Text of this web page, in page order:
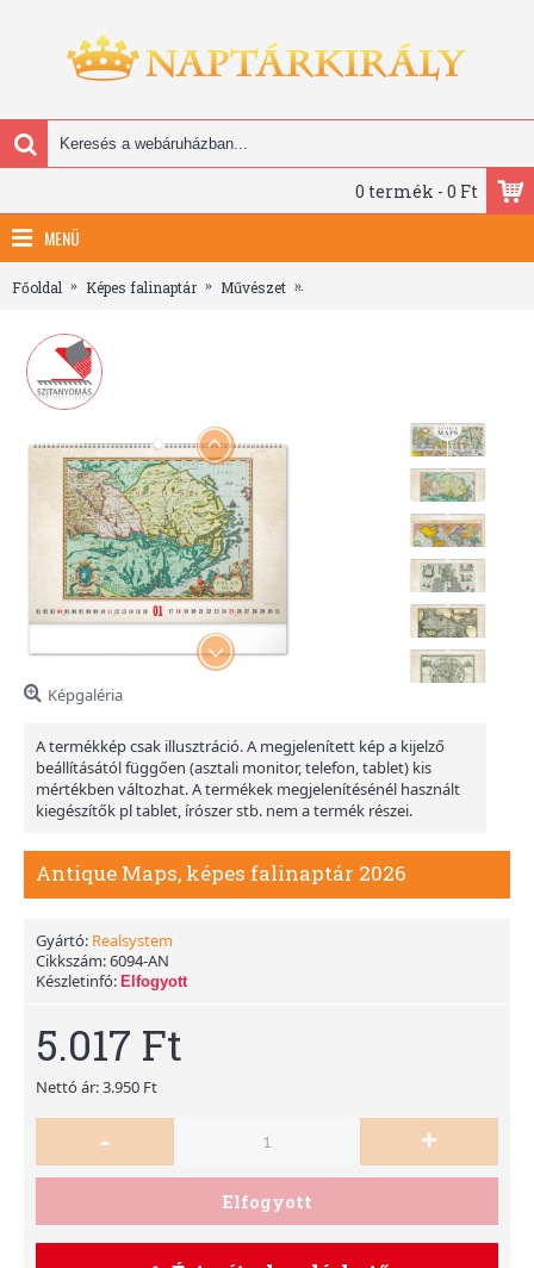
0 termék - 0 Ft
MENÜ
Főoldal Képes falinaptár Művészet
Képgaléria
A termékkép csak illusztráció. A megjelenített kép a kijelző
beállításától függően (asztali monitor, telefon, tablet) kis
mértékben változhat. A termékek megjelenítésénél használt
kiegészítők pl tablet, írószer stb. nem a termék részei.
Antique Maps, képes falinaptár 2026
Gyártó: Realsystem
Cikkszám:6094-AN
Készletinfó: Elfogyott
5.017 Ft
Nettó ár: 3.950 Ft
- +
Elfogyott